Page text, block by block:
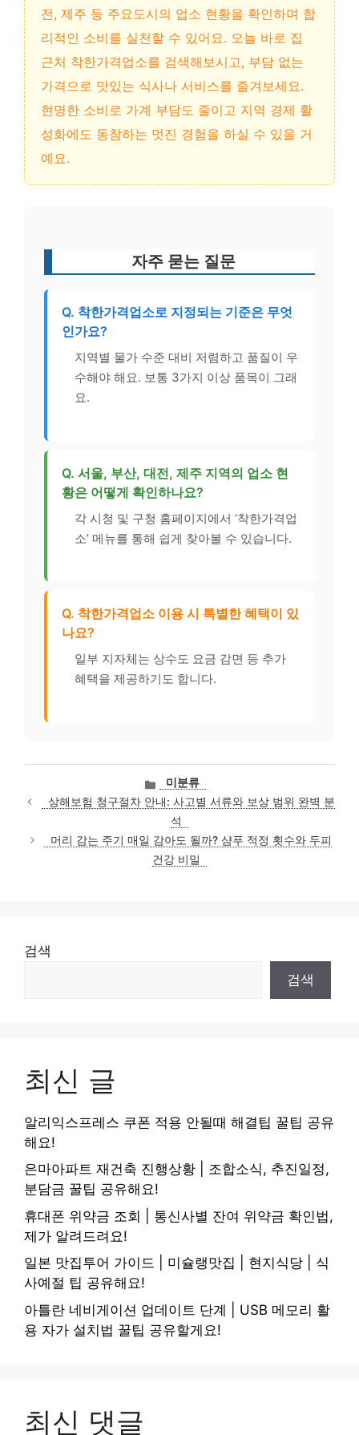
전, 제주 등 주요도시의 업소 현황을 확인하며 합
리적인 소비를 실천할 수 있어요. 오늘 바로 집
근처 착한가격업소를 검색해보시고, 부담 없는
가격으로 맛있는 식사나 서비스를 즐겨보세요.
현명한 소비로 가계 부담도 줄이고 지역 경제 활
성화에도 동참하는 멋진 경험을 하실 수 있을 거
예요.
자주 묻는 질문
Q. 착한가격업소로 지정되는 기준은 무엇
인가요?
지역별 물가 수준 대비 저렴하고 품질이 우
수해야 해요. 보통 3가지 이상 품목이 그래
요.
Q. 서울, 부산, 대전, 제주 지역의 업소 현
황은 어떻게 확인하나요?
각 시청 및 구청 홈페이지에서 ‘착한가격업
소’ 메뉴를 통해 쉽게 찾아볼 수 있습니다.
Q. 착한가격업소 이용 시 특별한 혜택이 있
나요?
일부 지자체는 상수도 요금 감면 등 추가
혜택을 제공하기도 합니다.
카
테
고
미분류
상해보험 청구절차 안내: 사고별 서류와 보상 범위 완벽 분
석
머리 감는 주기 매일 감아도 될까? 샴푸 적정 횟수와 두피
건강 비밀
검색
검색
최신 글
알리익스프레스 쿠폰 적용 안될때 해결팁 꿀팁 공유
해요!
은마아파트 재건축 진행상황 | 조합소식, 추진일정,
분담금 꿀팁 공유해요!
휴대폰 위약금 조회 | 통신사별 잔여 위약금 확인법,
제가 알려드려요!
일본 맛집투어 가이드 | 미슐랭맛집 | 현지식당 | 식
사예절 팁 공유해요!
아틀란 네비게이션 업데이트 단계 | USB 메모리 활
용 자가 설치법 꿀팁 공유할게요!
최신 댓글